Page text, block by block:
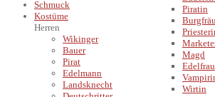
Schmuck
Kostüme
Herren
Wikinger
Bauer
Pirat
Edelmann
Landsknecht
Piratin
Magd
Edelfrau
Wirtin